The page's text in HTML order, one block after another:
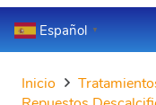
Español ▼
Inicio